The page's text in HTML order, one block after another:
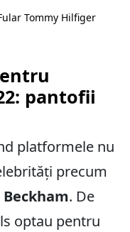
Tommy Hilfiger
pantofii
platformele nu
precum
. De
optau pentru